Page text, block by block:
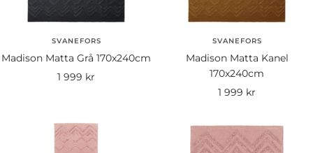
SVANEFORS
Madison Matta Grå 170x240cm
Rea-
1 999 kr
SVANEFORS
Madison Matta Kanel
170x240cm
Rea-
1 999 kr